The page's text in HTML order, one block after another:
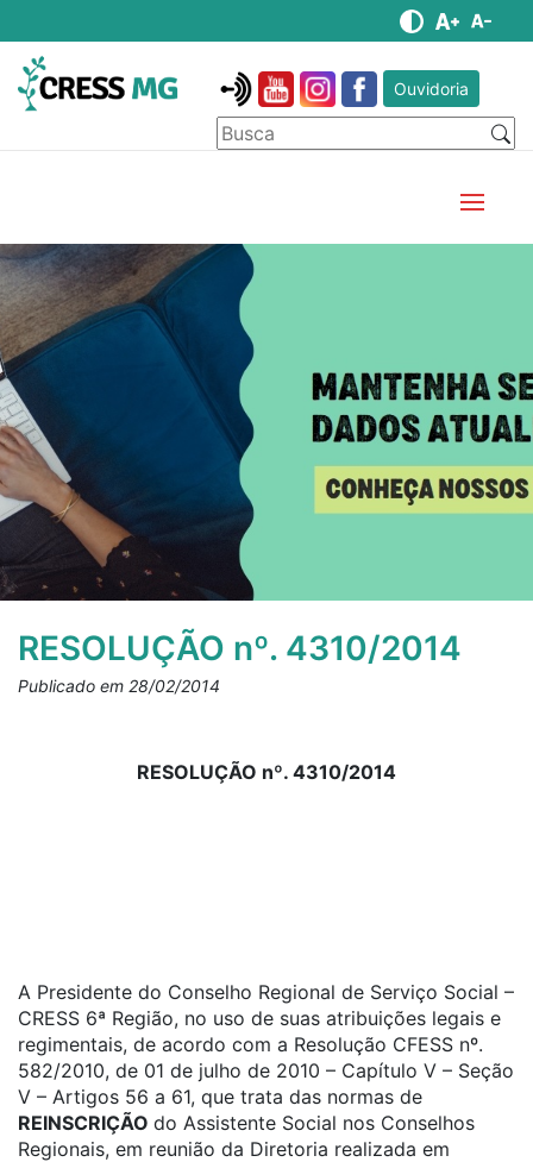
Ouvidoria
RESOLUÇÃO nº. 4310/2014
Publicado em 28/02/2014
RESOLUÇÃO nº. 4310/2014
A Presidente do Conselho Regional de Serviço Social –
CRESS 6ª Região, no uso de suas atribuições legais e
regimentais, de acordo com a Resolução CFESS nº.
582/2010, de 01 de julho de 2010 – Capítulo V – Seção
V – Artigos 56 a 61, que trata das normas de
REINSCRIÇÃO do Assistente Social nos Conselhos
Regionais, em reunião da Diretoria realizada em